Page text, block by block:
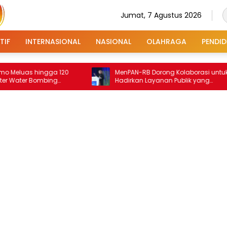
Jumat, 7 Agustus 2026
INTERNASIONAL NASIONAL OLAHRAGA
hingga 120
MenPAN-RB Dorong Kolaborasi untuk
Hadirkan Layanan Publik yang
Terintegrasi dan Inklusif